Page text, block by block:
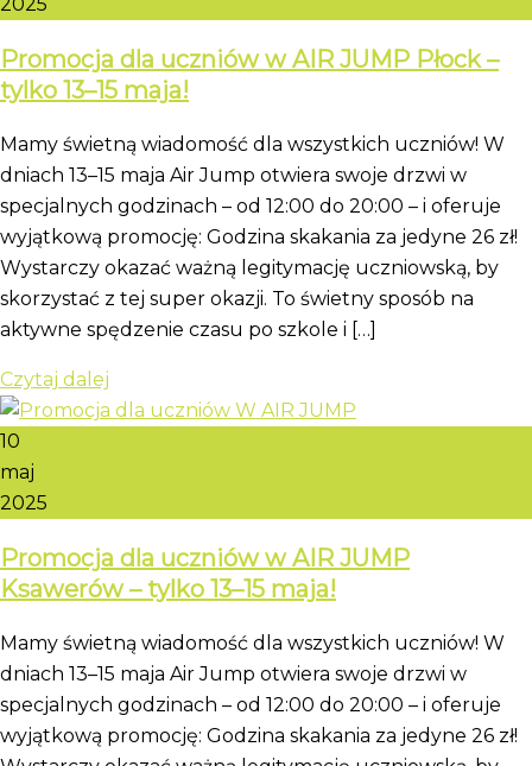
Promocja dla uczniów w AIR JUMP Płock –
tylko 13–15 maja!
Mamy świetną wiadomość dla wszystkich uczniów! W
dniach 13–15 maja Air Jump otwiera swoje drzwi w
specjalnych godzinach – od 12:00 do 20:00 – i oferuje
wyjątkową promocję: Godzina skakania za jedyne 26 zł!
Wystarczy okazać ważną legitymację uczniowską, by
skorzystać z tej super okazji. To świetny sposób na
aktywne spędzenie czasu po szkole i […]
Czytaj dalej
10
maj
2025
Promocja dla uczniów w AIR JUMP
Ksawerów – tylko 13–15 maja!
Mamy świetną wiadomość dla wszystkich uczniów! W
dniach 13–15 maja Air Jump otwiera swoje drzwi w
specjalnych godzinach – od 12:00 do 20:00 – i oferuje
wyjątkową promocję: Godzina skakania za jedyne 26 zł!